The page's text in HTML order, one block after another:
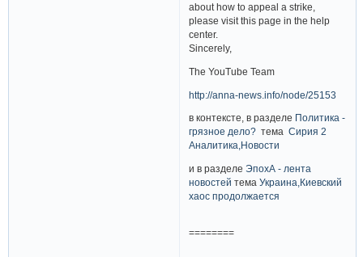
about how to appeal a strike,
please visit this page in the help
center.
Sincerely,
The YouTube Team
http://anna-news.info/node/25153
в контексте, в разделе Политика -
грязное дело? темаСирия 2
Аналитика,Новости
и в разделеЭпохА - лента
новостей темаУкраина,Киевский
хаос продолжается
========